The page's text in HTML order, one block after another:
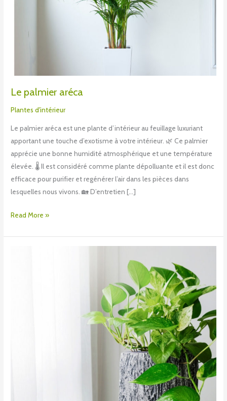
Le palmier aréca
Plantes d'intérieur
Le palmier aréca est une plante d’intérieur au feuillage luxuriant
apportant une touche d’exotisme à votre intérieur. 🌿 Ce palmier
apprécie une bonne humidité atmosphérique et une température
élevée. 🌡 Il est considéré comme plante dépolluante et il est donc
efficace pour purifier et regénérer l’air dans les pièces dans
lesquelles nous vivons. 🏡 D’entretien […]
Read More »